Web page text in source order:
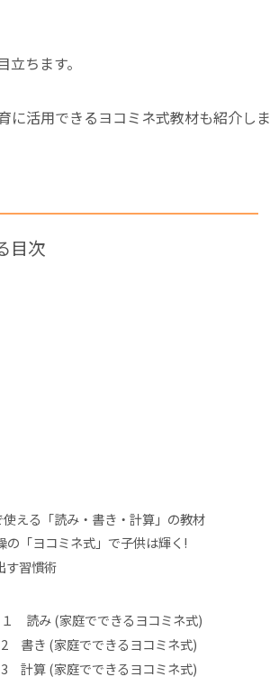
ちます。
に活用できるヨコミネ式教材も紹介しま
目次
える「読み・書き・計算」の教材
「ヨコミネ式」で子供は輝く!
す習慣術
１ 読み (家庭でできるヨコミネ式)
2 書き (家庭でできるヨコミネ式)
3 計算 (家庭でできるヨコミネ式)